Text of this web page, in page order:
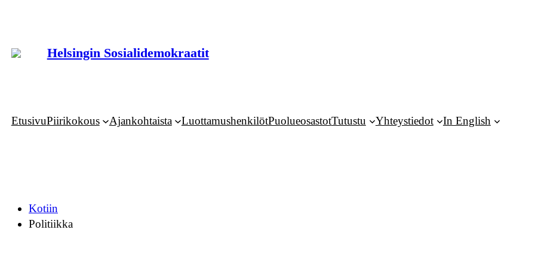
Helsingin Sosialidemokraatit
EtusivuPiirikokous Ajankohtaista LuottamushenkilötPuolueosastotTutustu Yhteystiedot In English
Kotiin
Politiikka